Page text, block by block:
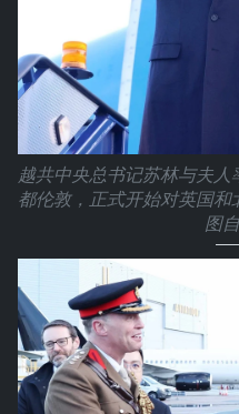
越共中央总书记苏林与夫
都伦敦，正式开始对英国和
图